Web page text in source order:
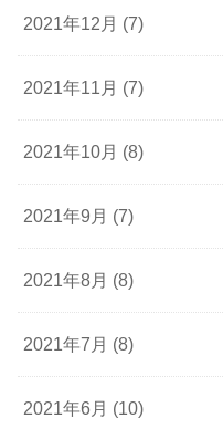
2021年12月 (7)
2021年11月 (7)
2021年10月 (8)
2021年9月 (7)
2021年8月 (8)
2021年7月 (8)
2021年6月 (10)